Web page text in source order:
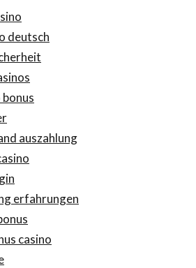
deutsch
auszahlung
erfahrungen
casino